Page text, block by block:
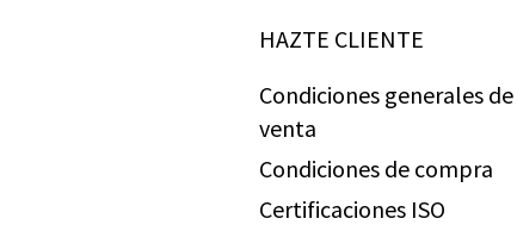
HAZTE CLIENTE
Condiciones generales de
venta
Condiciones de compra
Certificaciones ISO